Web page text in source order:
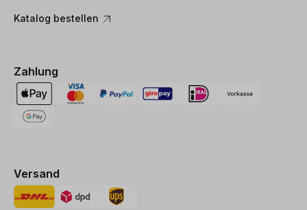
Katalog bestellen
Zahlung
Versand